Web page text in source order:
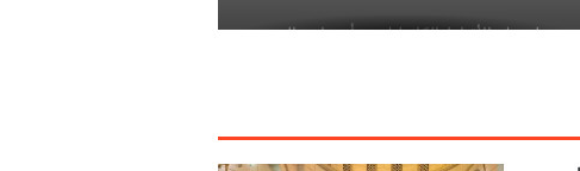
بطريرك الأقباط الكاثوليك يترأس احتفال
لبنان: 100 ألف طفل قد لا يعودون إلى
المدارس مع بداية العام الدراسي